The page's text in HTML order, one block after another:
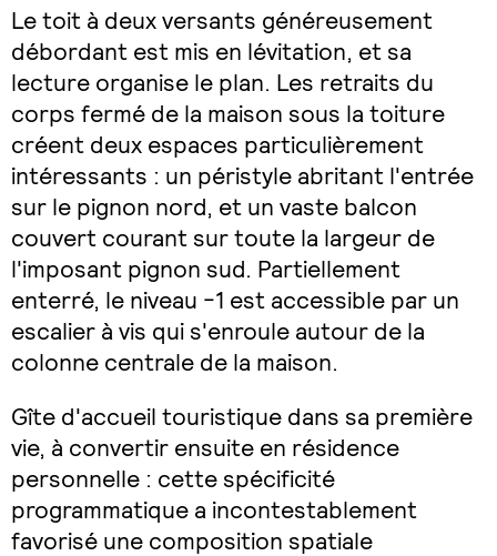
Le toit à deux versants généreusement
débordant est mis en lévitation, et sa
lecture organise le plan. Les retraits du
corps fermé de la maison sous la toiture
créent deux espaces particulièrement
intéressants : un péristyle abritant l'entrée
sur le pignon nord, et un vaste balcon
couvert courant sur toute la largeur de
l'imposant pignon sud. Partiellement
enterré, le niveau -1 est accessible par un
escalier à vis qui s'enroule autour de la
colonne centrale de la maison.
Gîte d'accueil touristique dans sa première
vie, à convertir ensuite en résidence
personnelle : cette spécificité
programmatique a incontestablement
favorisé une composition spatiale